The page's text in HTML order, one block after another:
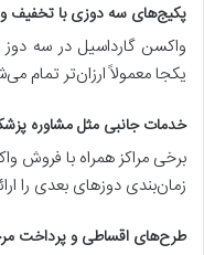
پکیج‌های سه دوزی با تخفیف
واکسن گارداسیل در سه
یکجا معمولاً ارزان‌تر تمام
خدمات جانبی مثل مشاوره
برخی مراکز همراه با فروش
زمان‌بندی دوزهای بعدی را
طرح‌های اقساطی و پرداخت